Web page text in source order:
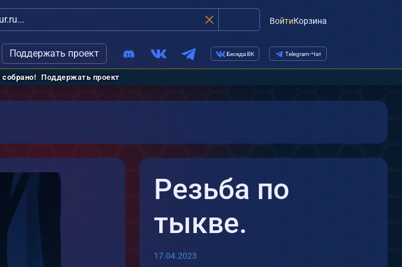
ВойтиКорзина
Поддержать проект Беседа ВК Telegram-Чат
собрано! Поддержать проект
Резьба по
тыкве.
17.04.2023